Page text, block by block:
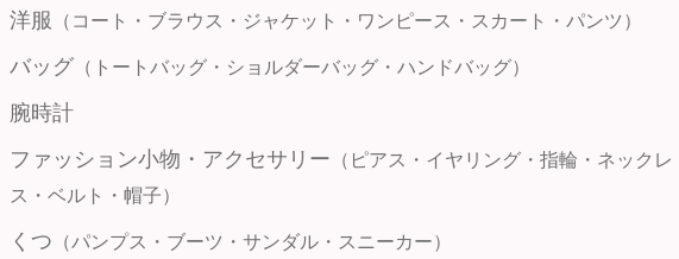
洋服 （コート・ブラウス・ジャケット・ワンピース・スカート・パンツ）
バッグ（トートバッグ・ショルダーバッグ・ハンドバッグ）
腕時計
ファッション小物・アクセサリー （ピアス・イヤリング・指輪・ネックレ
ス・ベルト・帽子）
くつ （パンプス・ブーツ・サンダル・スニーカー）